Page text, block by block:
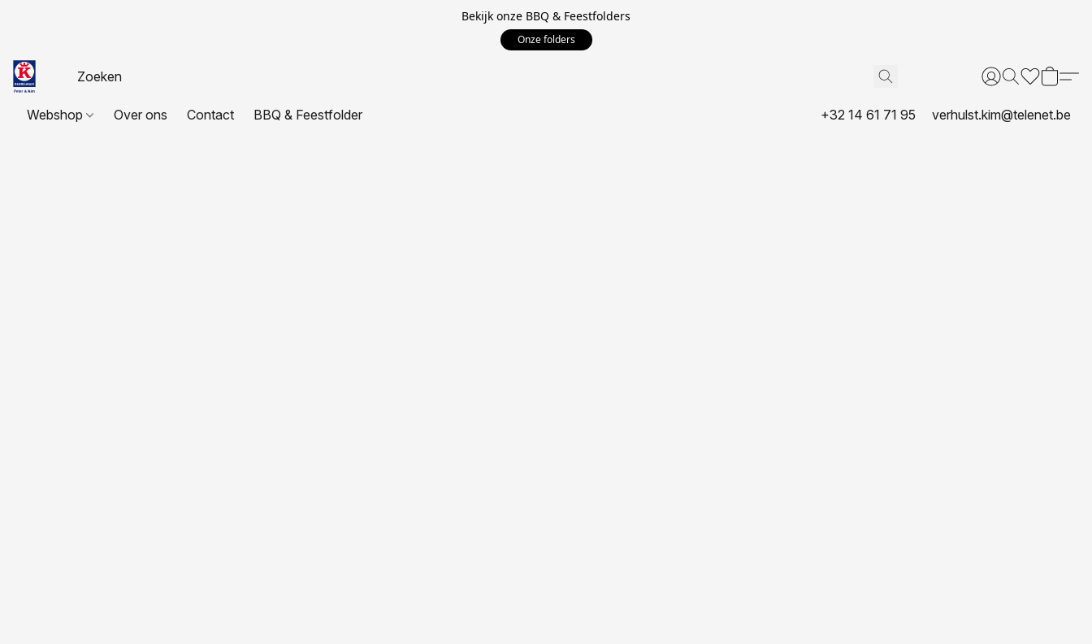
Bekijk onze BBQ & Feestfolders
Onze folders
Webshop Over ons Contact BBQ & Feestfolder +32 14 61 71 95 verhulst.kim@telenet.be